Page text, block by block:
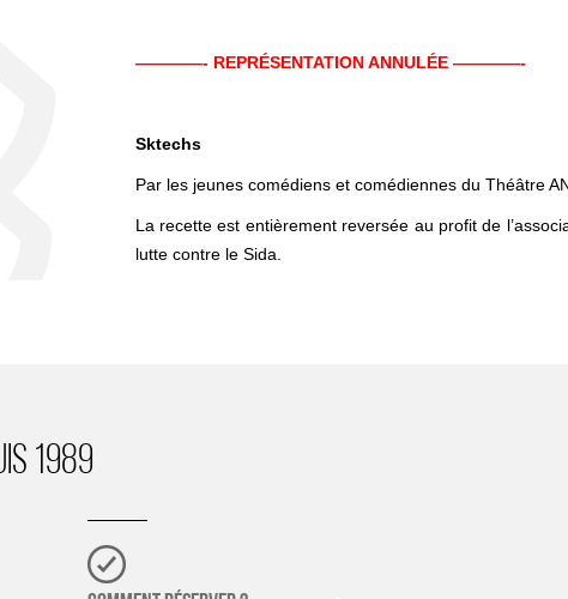
————- REPRÉSENTATION ANNULÉE ————-
Sktechs
Par les jeunes comédiens et comédiennes du Théâtre
La recette est entièrement reversée au profit de
lutte contre le Sida.
1989